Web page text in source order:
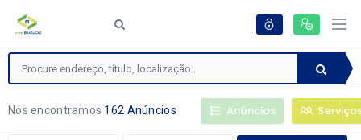
Nós encontramos 162 Anúncios Anúncios